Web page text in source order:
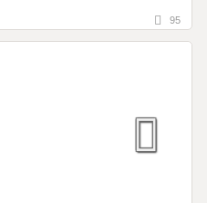
95